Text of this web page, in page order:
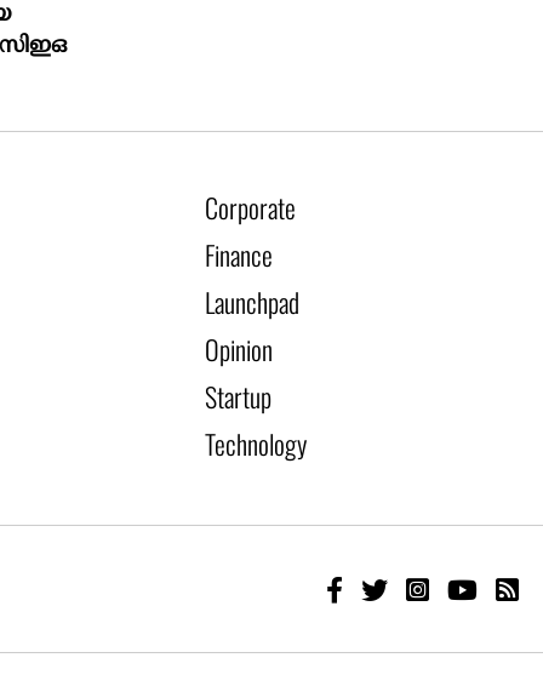
Corporate
Finance
Launchpad
Opinion
Startup
Technology